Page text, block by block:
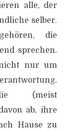
alle, der
selber.
die
sprechen.
nur um
(meist
ab, ihre
Hause zu